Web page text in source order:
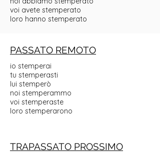
voi avete stemperato
loro hanno stemperato
PASSATO REMOTO
io stemperai
tu stemperasti
lui stemperò
noi stemperammo
voi stemperaste
loro stemperarono
TRAPASSATO PROSSIMO